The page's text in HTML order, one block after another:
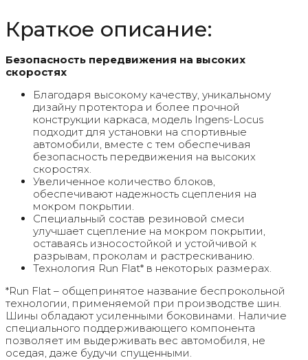
Краткое описание:
Безопасность передвижения на высоких
скоростях
Благодаря высокому качеству, уникальному
дизайну протектора и более прочной
конструкции каркаса, модель Ingens-Locus
подходит для установки на спортивные
автомобили, вместе с тем обеспечивая
безопасность передвижения на высоких
скоростях.
Увеличенное количество блоков,
обеспечивают надежность сцепления на
мокром покрытии.
Специальный состав резиновой смеси
улучшает сцепление на мокром покрытии,
оставаясь износостойкой и устойчивой к
разрывам, проколам и растрескиванию.
Технология Run Flat* в некоторых размерах.
*Run Flat – общепринятое название беспрокольной
технологии, применяемой при производстве шин.
Шины обладают усиленными боковинами. Наличие
специального поддерживающего компонента
позволяет им выдерживать вес автомобиля, не
оседая, даже будучи спущенными.